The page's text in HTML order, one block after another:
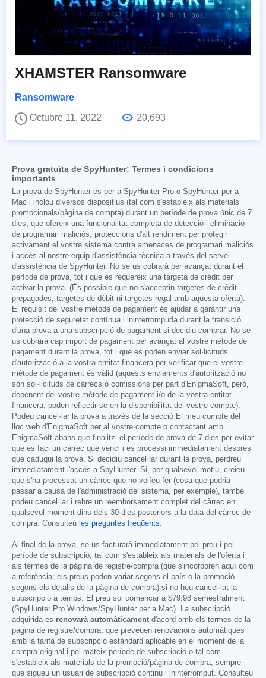
XHAMSTER Ransomware
Ransomware
Octubre 11, 2022
20,693
Prova gratuïta de SpyHunter: Termes i condicions
importants
La prova de SpyHunter és per a SpyHunter Pro o SpyHunter per a
Mac i inclou diversos dispositius (tal com s'estableix als materials
promocionals/pàgina de compra) durant un període de prova únic de 7
dies, que ofereix una funcionalitat completa de detecció i eliminació
de programari maliciós, proteccions d'alt rendiment per protegir
activament el vostre sistema contra amenaces de programari maliciós
i accés al nostre equip d'assistència tècnica a través del servei
d'assistència de SpyHunter. No se us cobrarà per avançat durant el
període de prova, tot i que es requereix una targeta de crèdit per
activar la prova. (És possible que no s'acceptin targetes de crèdit
prepagades, targetes de dèbit ni targetes regal amb aquesta oferta).
El requisit del vostre mètode de pagament és ajudar a garantir una
protecció de seguretat contínua i ininterrompuda durant la transició
d'una prova a una subscripció de pagament si decidiu comprar. No se
us cobrarà cap import de pagament per avançat al vostre mètode de
pagament durant la prova, tot i que es poden enviar sol·licituds
d'autorització a la vostra entitat financera per verificar que el vostre
mètode de pagament és vàlid (aquests enviaments d'autorització no
són sol·licituds de càrrecs o comissions per part d'EnigmaSoft, però,
depenent del vostre mètode de pagament i/o de la vostra entitat
financera, poden reflectir-se en la disponibilitat del vostre compte).
Podeu cancel·lar la prova a través de la secció El meu compte del
lloc web d'EnigmaSoft per al vostre compte o contactant amb
EnigmaSoft abans que finalitzi el període de prova de 7 dies per evitar
que es faci un càrrec que venci i es processi immediatament després
que caduqui la prova. Si decidiu cancel·lar durant la prova, perdreu
immediatament l'accés a SpyHunter. Si, per qualsevol motiu, creieu
que s'ha processat un càrrec que no volíeu fer (cosa que podria
passar a causa de l'administració del sistema, per exemple), també
podeu cancel·lar i rebre un reemborsament complet del càrrec en
qualsevol moment dins dels 30 dies posteriors a la data del càrrec de
compra. Consulteu les preguntes freqüents.
Al final de la prova, se us facturarà immediatament pel preu i pel
període de subscripció, tal com s'estableix als materials de l'oferta i
als termes de la pàgina de registre/compra (que s'incorporen aquí com
a referència; els preus poden variar segons el país o la promoció
segons els detalls de la pàgina de compra) si no heu cancel·lat la
subscripció a temps. El preu sol començar a $79.98 semestralment
(SpyHunter Pro Windows/SpyHunter per a Mac). La subscripció
adquirida es renovarà automàticament d'acord amb els termes de la
pàgina de registre/compra, que preveuen renovacions automàtiques
amb la tarifa de subscripció estàndard aplicable en el moment de la
compra original i pel mateix període de subscripció o tal com
s'estableix als materials de la promoció/pàgina de compra, sempre
que sigueu un usuari de subscripció continu i ininterromput. Consulteu